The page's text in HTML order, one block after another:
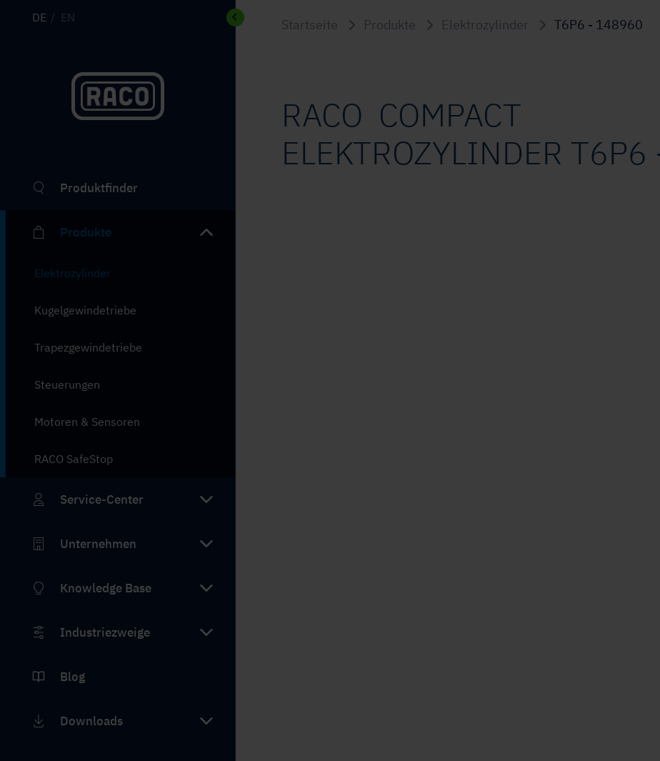
DE EN
Produktfinder
Produkte
Elektrozylinder
Kugelgewindetriebe
Trapezgewindetriebe
Steuerungen
Motoren & Sensoren
RACO SafeStop
Service-Center
Unternehmen
Knowledge Base
Industriezweige
Blog
Downloads
Startseite Produkte Elektrozylinder T6P6 - 148960
RACO COMPACT
ELEKTROZYLINDER